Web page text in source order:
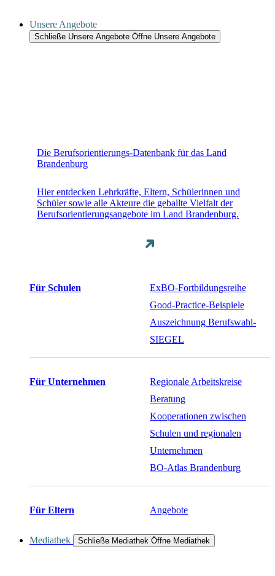
Unsere Angebote
Schließe Unsere Angebote Öffne Unsere Angebote
Die Berufsorientierungs-Datenbank für das Land
Brandenburg
Hier entdecken Lehrkräfte, Eltern, Schülerinnen und
Schüler sowie alle Akteure die geballte Vielfalt der
Berufsorientierungsangebote im Land Brandenburg.
Für Schulen
ExBO-Fortbildungsreihe
Good-Practice-Beispiele
Auszeichnung Berufswahl-
SIEGEL
Für Unternehmen
Regionale Arbeitskreise
Beratung
Kooperationen zwischen
Schulen und regionalen
Unternehmen
BO-Atlas Brandenburg
Für Eltern Angebote
Mediathek Schließe Mediathek Öffne Mediathek